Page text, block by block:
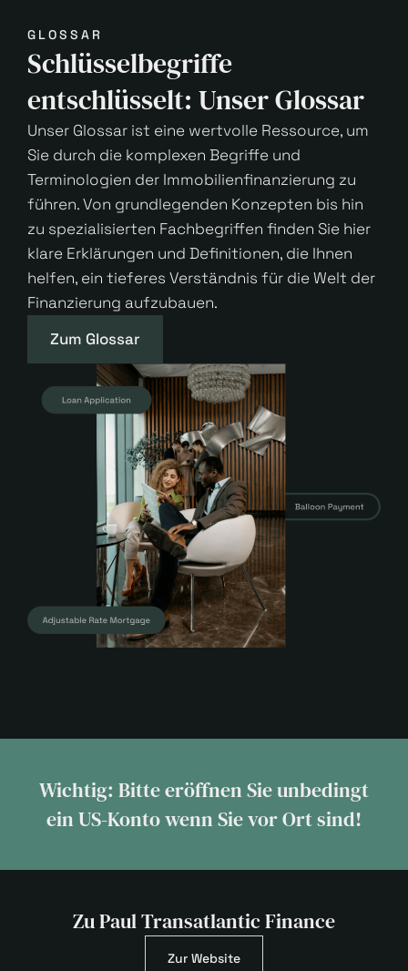
GLOSSAR
Schlüsselbegriffe
entschlüsselt: Unser Glossar
Unser Glossar ist eine wertvolle Ressource, um
Sie durch die komplexen Begriffe und
Terminologien der Immobilienfinanzierung zu
führen. Von grundlegenden Konzepten bis hin
zu spezialisierten Fachbegriffen finden Sie hier
klare Erklärungen und Definitionen, die Ihnen
helfen, ein tieferes Verständnis für die Welt der
Finanzierung aufzubauen.
Zum Glossar
Wichtig: Bitte eröffnen Sie unbedingt
ein US-Konto wenn Sie vor Ort sind!
Zu Paul Transatlantic Finance
Zur Website